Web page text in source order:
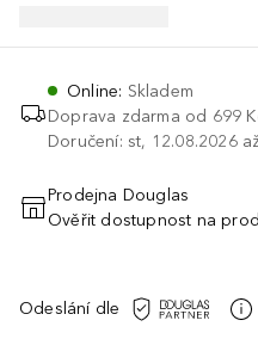
Online: Skladem
Doprava zdarma od 699
Doručení: st, 12.08.2026
PŘIDAT
Prodejna Douglas
Ověřit dostupnost na
Odeslání dle